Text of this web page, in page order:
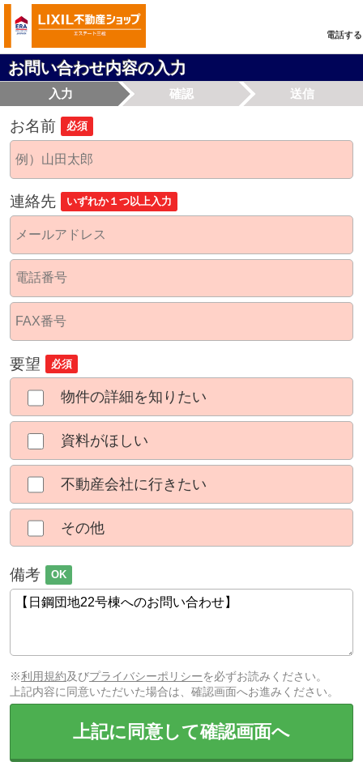
電話する
お問い合わせ内容の入力
入力 確認 送信
お名前 必須
連絡先 いずれか１つ以上入力
要望 必須
物件の詳細を知りたい
資料がほしい
不動産会社に行きたい
その他
備考 OK
※利用規約及びプライバシーポリシーを必ずお読みください。
上記内容に同意いただいた場合は、確認画面へお進みください。
上記に同意して確認画面へ